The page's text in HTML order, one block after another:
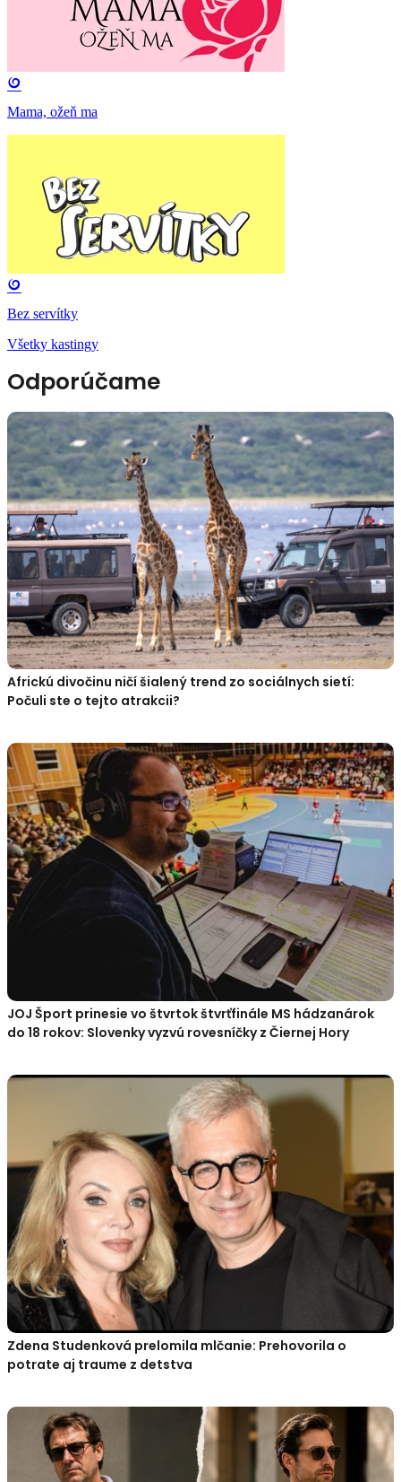
Mama, ožeň ma
Bez servítky
Všetky kastingy
Odporúčame
Africkú divočinu ničí šialený trend zo sociálnych sietí:
Počuli ste o tejto atrakcii?
JOJ Šport prinesie vo štvrtok štvrťfinále MS hádzanárok
do 18 rokov: Slovenky vyzvú rovesníčky z Čiernej Hory
Zdena Studenková prelomila mlčanie: Prehovorila o
potrate aj traume z detstva